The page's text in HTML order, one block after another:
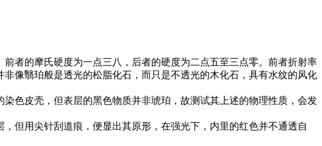
者的摩氏硬度为一点三八，后者的硬度为二点五至三点零。前者折射率
像翳珀般是透光的松脂化石，而只是不透光的木化石，具有水纹的风化
色皮壳，但表层的黑色物质并非琥珀，故测试其上述的物理性质，会发
但用尖针刮道痕，便显出其原形，在强光下，内里的红色并不通透自